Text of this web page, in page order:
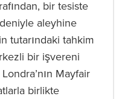
bir tesiste
aleyhine
tutarındaki tahkim
bir işvereni
Londra’nın Mayfair
birlikte